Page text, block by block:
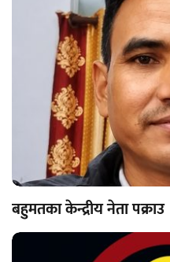
बहुमतका केन्द्रीय नेता पक्राउ